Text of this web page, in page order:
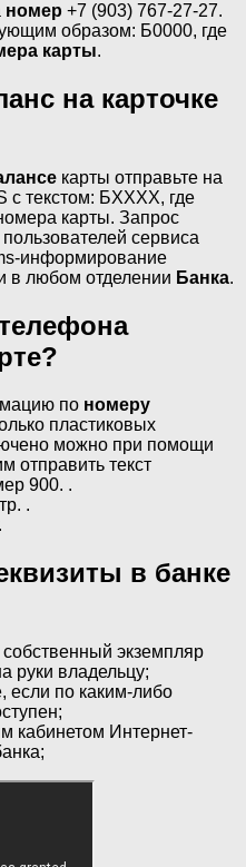
номер +7 (903) 767-27-27.
образом: Б0000, где
карты.
на карточке
карты отправьте на
с текстом: БXXXX, где
карты. Запрос
сервиса
информирование
в любом отделении Банка.
по номеру
пластиковых
можно при помощи
отправить текст
900. .
.
в банке
экземпляр
руки владельцу;
если по каким-либо
кабинетом Интернет-